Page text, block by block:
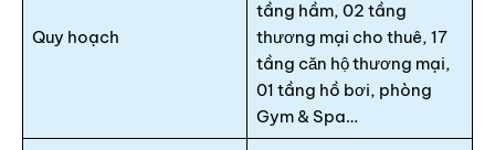
Quy hoạch
tầng hầm, 02 tầng
thương mại cho thuê, 17
tầng căn hộ thương mại,
01 tầng hồ bơi, phòng
Gym & Spa…